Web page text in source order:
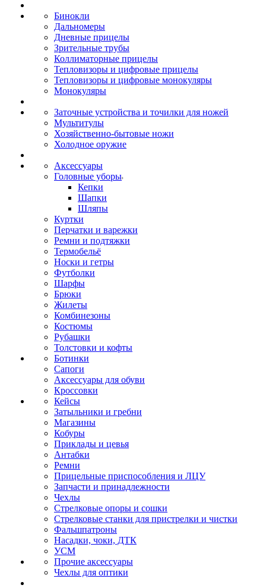
Бинокли
Дальномеры
Дневные прицелы
Зрительные трубы
Коллиматорные прицелы
Тепловизоры и цифровые прицелы
Тепловизоры и цифровые монокуляры
Монокуляры
Заточные устройства и точилки для ножей
Мультитулы
Хозяйственно-бытовые ножи
Холодное оружие
Аксессуары
Головные уборы
Кепки
Шапки
Шляпы
Куртки
Перчатки и варежки
Ремни и подтяжки
Термобельё
Носки и гетры
Футболки
Шарфы
Брюки
Жилеты
Комбинезоны
Костюмы
Рубашки
Толстовки и кофты
Ботинки
Сапоги
Аксессуары для обуви
Кроссовки
Кейсы
Затыльники и гребни
Магазины
Кобуры
Приклады и цевья
Антабки
Ремни
Прицельные приспособления и ЛЦУ
Запчасти и принадлежности
Чехлы
Стрелковые опоры и сошки
Стрелковые станки для пристрелки и чистки
Фальшпатроны
Насадки, чоки, ДТК
УСМ
Прочие аксессуары
Чехлы для оптики